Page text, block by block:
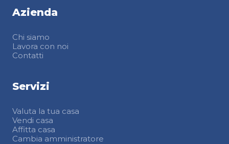
Azienda
Chi siamo
Lavora con noi
Contatti
Servizi
Valuta la tua casa
Vendi casa
Affitta casa
Cambia amministratore